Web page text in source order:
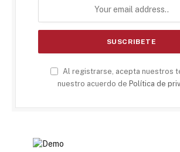
Al registrarse, acepta nuestros
nuestro acuerdo de Política de